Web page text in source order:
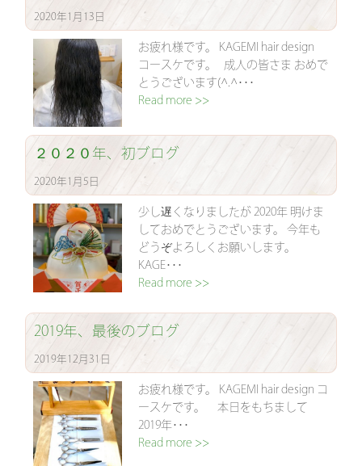
2020年1月13日
お疲れ様です。 KAGEMI hair design
コースケです。 成人の皆さま おめで
とうございます(^.^･･･
Read more >>
２０２０年、初ブログ
2020年1月5日
少し遅くなりましたが 2020年 明けま
しておめでとうございます。 今年も
どうぞよろしくお願いします。
KAGE･･･
Read more >>
2019年、最後のブログ
2019年12月31日
お疲れ様です。 KAGEMI hair design コ
ースケです。 本日をもちまして
2019年･･･
Read more >>